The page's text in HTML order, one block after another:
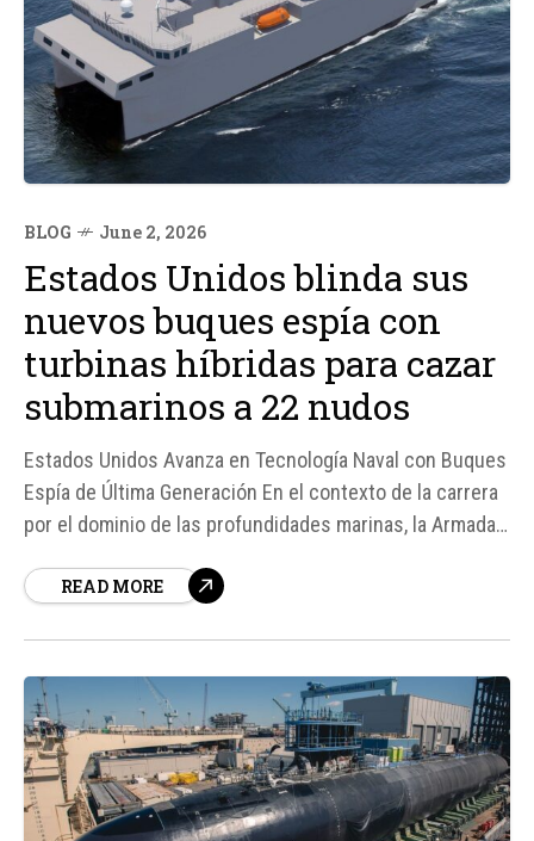
BLOG June 2, 2026
Estados Unidos blinda sus
nuevos buques espía con
turbinas híbridas para cazar
submarinos a 22 nudos
Estados Unidos Avanza en Tecnología Naval con Buques
Espía de Última Generación En el contexto de la carrera
por el dominio de las profundidades marinas, la Armada
hacia la modernización de su flota de vigilancia oceánica
READ MORE